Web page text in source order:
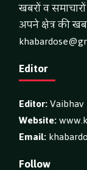
खबरों व
अपने क्षेत्र की
Editor
Editor:
Website:
Email:
Follow